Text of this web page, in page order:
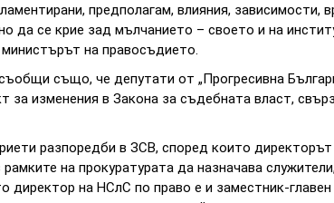
предполагам, влияния, зависимости,
да се крие зад мълчанието – своето и на
министърът на правосъдието.
също, че депутати от „Прогресивна
за изменения в Закона за съдебната власт,
разпоредби в ЗСВ, според които
на прокуратурата да назначава
директор на НСлС по право е и заместник-